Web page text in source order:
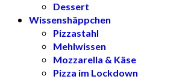
Dessert
Wissenshäppchen
Pizzastahl
Mehlwissen
Mozzarella & Käse
Pizza im Lockdown